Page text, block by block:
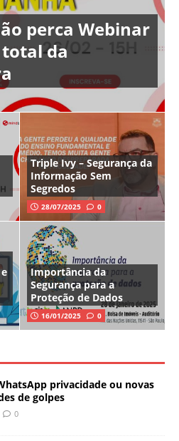
perca Webinar
da
Triple Ivy – Segurança da
Informação Sem
Segredos
28/07/2025 0
Importância da
Segurança para a
Proteção de Dados
16/01/2025 0
privacidade ou novas
de golpes
0